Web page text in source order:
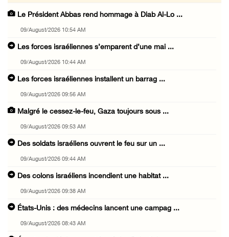
Le Président Abbas rend hommage à Diab Al-Lo ...
09/August/2026 10:54 AM
Les forces israéliennes s’emparent d’une mai ...
09/August/2026 10:44 AM
Les forces israéliennes installent un barrag ...
09/August/2026 09:56 AM
Malgré le cessez-le-feu, Gaza toujours sous ...
09/August/2026 09:53 AM
Des soldats israéliens ouvrent le feu sur un ...
09/August/2026 09:44 AM
Des colons israéliens incendient une habitat ...
09/August/2026 09:38 AM
États-Unis : des médecins lancent une campag ...
09/August/2026 08:43 AM